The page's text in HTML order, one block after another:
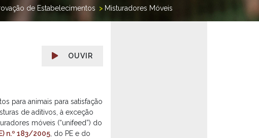
de Estabelecimentos > Misturadores Móveis
OUVIR
para animais para satisfação
de aditivos, à exceção
móveis (“unifeed”) do
n.º 183/2005 , do PE e do